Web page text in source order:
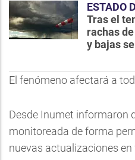
ESTADO
Tras el
rachas
y bajas
El fenómeno afectará a
Desde Inumet informaron
monitoreada de forma
nuevas actualizaciones en